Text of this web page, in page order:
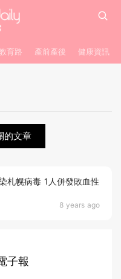
育路 產前產後 健康資訊
的文章
8 years ago
札幌病毒 1人併發敗血性
子報